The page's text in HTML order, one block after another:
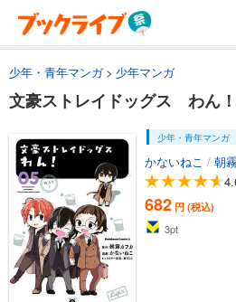
少年・青年マンガ 少年マンガ
文豪ストレイドッグス わん
少年・青年マンガ
かないねこ / 朝
682 円 (税込)
3pt